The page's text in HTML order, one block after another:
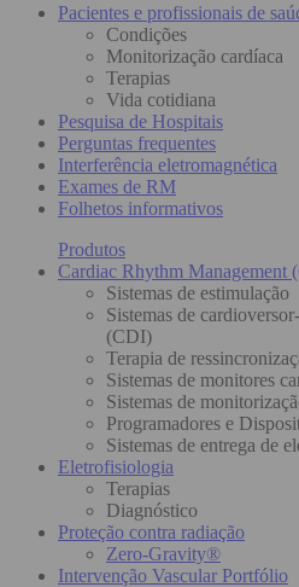
Pacientes e profissionais de
Condições
Monitorização cardíaca
Terapias
Vida cotidiana
Pesquisa de Hospitais
Perguntas frequentes
Interferência eletromagnética
Exames de RM
Folhetos informativos
Produtos
Cardiac Rhythm Management
Sistemas de estimulação
Sistemas de
(CDI)
Terapia de
Sistemas de monitores
Sistemas de
Programadores e
Sistemas de entrega de
Eletrofisiologia
Terapias
Diagnóstico
Proteção contra radiação
Zero-Gravity®
Intervenção Vascular Portfólio